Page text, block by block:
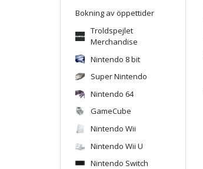
Bokning av öppettider
Troldspejlet
Merchandise
Nintendo 8 bit
Super Nintendo
Nintendo 64
GameCube
Nintendo Wii
Nintendo Wii U
Nintendo Switch